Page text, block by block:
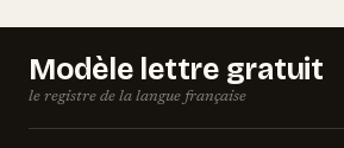
Modèle lettre gratuit
le registre de la langue française